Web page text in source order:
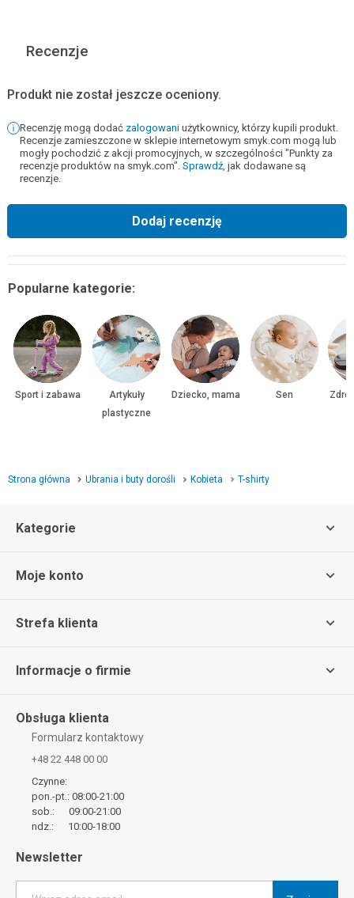
Recenzje
Produkt nie został jeszcze oceniony.
Recenzję mogą dodać zalogowani użytkownicy, którzy kupili produkt.
Recenzje zamieszczone w sklepie internetowym smyk.com mogą lub
mogły pochodzić z akcji promocyjnych, w szczególności "Punkty za
recenzje produktów na smyk.com". Sprawdź, jak dodawane są
recenzje.
Dodaj recenzję
Popularne kategorie:
Sport i zabawa
Artykuły
plastyczne
Dziecko, mama Sen
Strona główna Ubrania i buty dorośli Kobieta T-shirty
Kategorie
Moje konto
Strefa klienta
Informacje o firmie
Obsługa klienta
Formularz kontaktowy
+48 22 448 00 00
Czynne:
pon.-pt.: 08:00-21:00
sob.: 09:00-21:00
ndz.: 10:00-18:00
Newsletter